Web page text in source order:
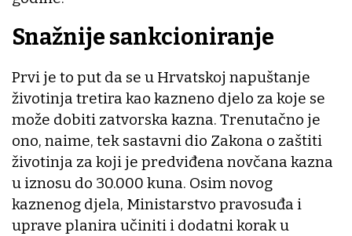
Snažnije sankcioniranje
Prvi je to put da se u Hrvatskoj napuštanje
životinja tretira kao kazneno djelo za koje se
može dobiti zatvorska kazna. Trenutačno je
ono, naime, tek sastavni dio Zakona o zaštiti
životinja za koji je predviđena novčana kazna
u iznosu do 30.000 kuna. Osim novog
kaznenog djela, Ministarstvo pravosuđa i
uprave planira učiniti i dodatni korak u